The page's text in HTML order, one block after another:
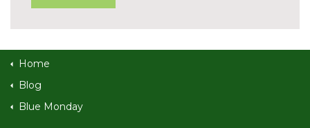
Home
Blog
Blue Monday